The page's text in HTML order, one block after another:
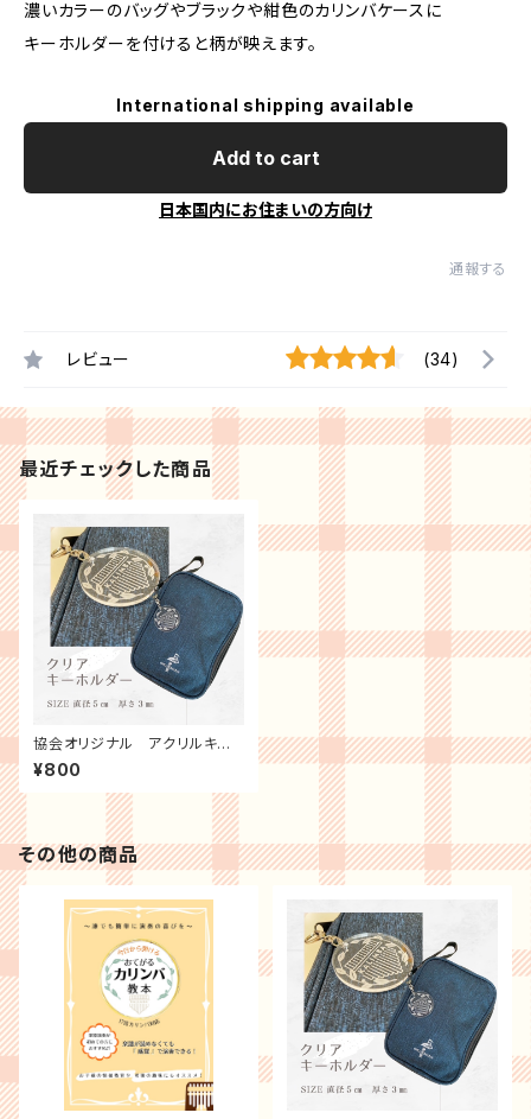
濃いカラーのバッグやブラックや紺色のカリンバケースに
キーホルダーを付けると柄が映えます。
International shipping available
Add to cart
日本国内にお住まいの方向け
通報する
レビュー (34)
最近チェックした商品
協会オリジナル アクリルキー
ホルダー
¥800
その他の商品